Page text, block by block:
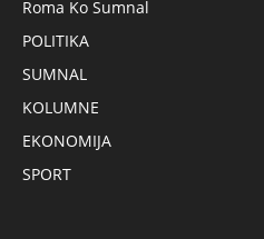
Roma Ko Sumnal
POLITIKA
SUMNAL
KOLUMNE
EKONOMIJA
SPORT